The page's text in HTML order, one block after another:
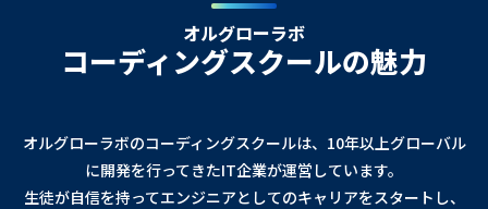
オルグローラボ
コーディングスクールの魅力
オルグローラボのコーディングスクールは、10年以上グローバル
に開発を行ってきたIT企業が運営しています。
生徒が自信を持ってエンジニアとしてのキャリアをスタートし、